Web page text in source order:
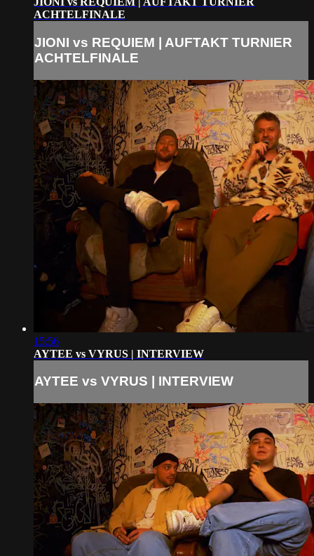
ACHTELFINALE
JIONI vs REQUIEM | AUFTAKT TURNIER
ACHTELFINALE
15:56
AYTEE vs VYRUS | INTERVIEW
AYTEE vs VYRUS | INTERVIEW